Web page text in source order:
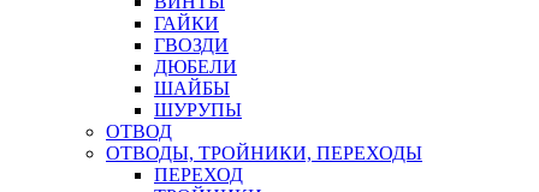
ГАЙКИ
ГВОЗДИ
ДЮБЕЛИ
ШАЙБЫ
ШУРУПЫ
ОТВОД
ОТВОДЫ, ТРОЙНИКИ, ПЕРЕХОДЫ
ПЕРЕХОД